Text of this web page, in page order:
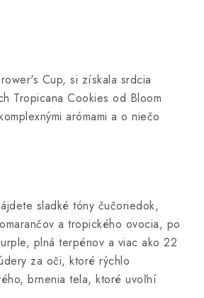
Cup, si získala srdcia
Tropicana Cookies od Bloom
arómami a o niečo
sladké tóny čučoriedok,
a tropického ovocia, po
plná terpénov a viac ako 22
za oči, ktoré rýchlo
brnenia tela, ktoré uvoľní